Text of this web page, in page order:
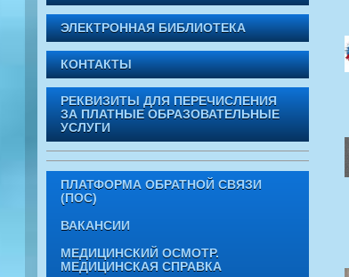
ЭЛЕКТРОННАЯ БИБЛИОТЕКА
КОНТАКТЫ
РЕКВИЗИТЫ ДЛЯ ПЕРЕЧИСЛЕНИЯ
ЗА ПЛАТНЫЕ ОБРАЗОВАТЕЛЬНЫЕ
УСЛУГИ
ПЛАТФОРМА ОБРАТНОЙ СВЯЗИ
(ПОС)
ВАКАНСИИ
МЕДИЦИНСКИЙ ОСМОТР.
МЕДИЦИНСКАЯ СПРАВКА